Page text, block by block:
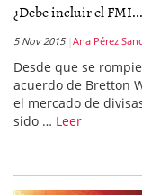
¿Debe incluir el FMI...
5 Nov 2015 Ana Pérez
Desde que se
acuerdo de Bretton
el mercado de
sido … Leer